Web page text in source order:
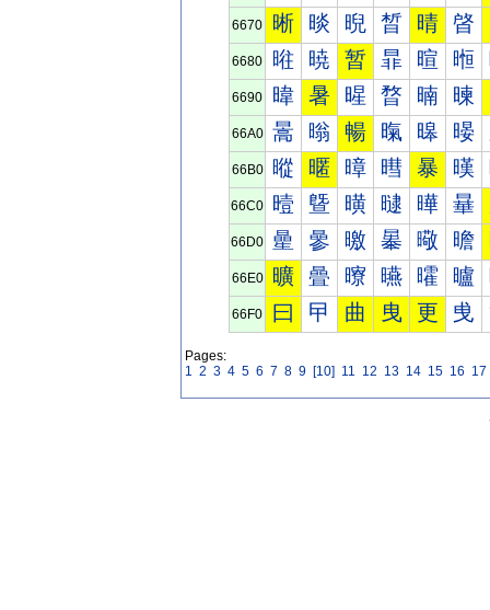
6670 晰 晱 晲 晳 晴 晵
6680 暀 暁 暂 暃 暄 暅
6690 暐 暑 暒 暓 暔 暕
66A0 暠 暡 暢 暣 暤 暥
66B0 暰 暱 暲 暳 暴 暵
66C0 曀 曁 曂 曃 曄 曅
66D0 曐 曑 曒 曓 曔 曕
66E0 曠 曡 曢 曣 曤 曥
66F0 曰 曱 曲 曳 更 曵
Pages:
1 2 3 4 5 6 7 8 9 [10] 11 12 13 14 15 16 17